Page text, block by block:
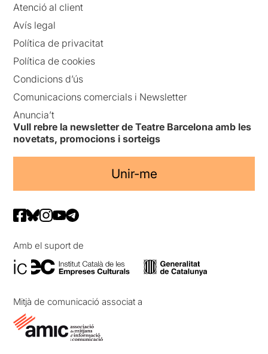
Atenció al client
Avís legal
Política de privacitat
Política de cookies
Condicions d’ús
Comunicacions comercials i Newsletter
Anuncia’t
Vull rebre la newsletter de Teatre Barcelona amb les
novetats, promocions i sorteigs
Unir-me
Amb el suport de
Mitjà de comunicació associat a